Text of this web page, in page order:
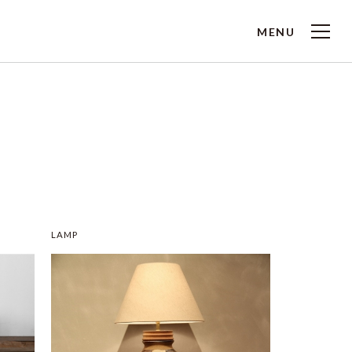
MENU
LAMP